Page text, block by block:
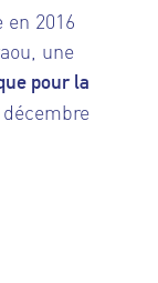
2016
une
pour la